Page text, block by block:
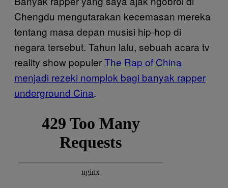
Chengdu mengutarakan kecemasan mereka
tentang masa depan musisi hip-hop di
negara tersebut. Tahun lalu, sebuah acara tv
reality show populerThe Rap of China
menjadi rezeki nomplok bagi banyak rapper
underground Cina.